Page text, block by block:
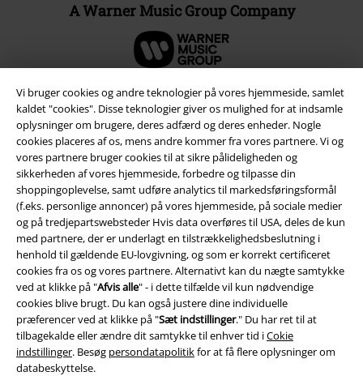
Vi bruger cookies og andre teknologier på vores hjemmeside, samlet
kaldet "cookies". Disse teknologier giver os mulighed for at indsamle
oplysninger om brugere, deres adfærd og deres enheder. Nogle
cookies placeres af os, mens andre kommer fra vores partnere. Vi og
vores partnere bruger cookies til at sikre pålideligheden og
sikkerheden af ​​vores hjemmeside, forbedre og tilpasse din
shoppingoplevelse, samt udføre analytics til markedsføringsformål
(f.eks. personlige annoncer) på vores hjemmeside, på sociale medier
og på tredjepartswebsteder Hvis data overføres til USA, deles de kun
med partnere, der er underlagt en tilstrækkelighedsbeslutning i
henhold til gældende EU-lovgivning, og som er korrekt certificeret
cookies fra os og vores partnere. Alternativt kan du nægte samtykke
ved at klikke på "Afvis alle" - i dette tilfælde vil kun nødvendige
cookies blive brugt. Du kan også justere dine individuelle
præferencer ved at klikke på "Sæt indstillinger." Du har ret til at
tilbagekalde eller ændre dit samtykke til enhver tid iCokie
indstillinger. Besøg persondatapolitikfor at få flere oplysninger om
databeskyttelse.
A Warner Music Group Company
Juridisk
Salgs-, medlems- & leveringsbetingelser
Om EMP Danmark
Persondatapolitik